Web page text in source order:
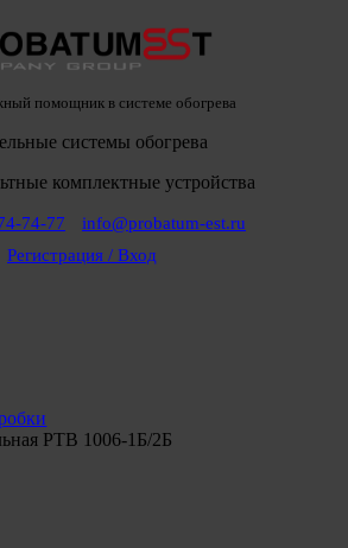
помощник в системе обогрева
системы обогрева
комплектные устройства
74-77
info@probatum-est.ru
Регистрация / Вход
РТВ 1006-1Б/2Б